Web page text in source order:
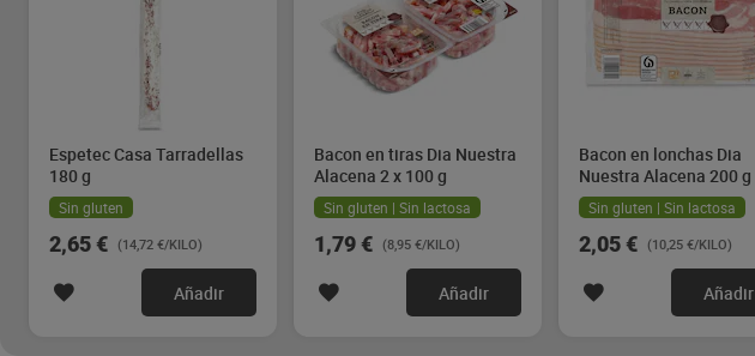
Espetec Casa Tarradellas
180 g
Sin gluten
2,65 € (14,72 €/KILO)
Añadir
Bacon en tiras Dia Nuestra
Alacena 2 x 100 g
Sin gluten | Sin lactosa
1,79 € (8,95 €/KILO)
Añadir
Bacon en lonchas Dia
Nuestra Alacena 200 g
Sin gluten | Sin lactosa
2,05 € (10,25 €/KILO)
Añadir